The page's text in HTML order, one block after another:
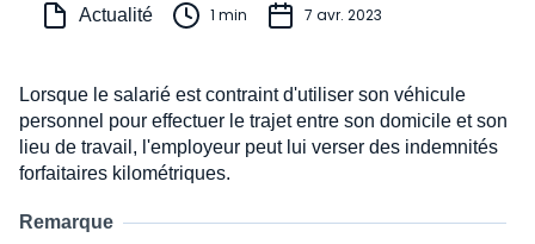
Actualité 1 min 7 avr. 2023
Lorsque le salarié est contraint d'utiliser son véhicule
personnel pour effectuer le trajet entre son domicile et son
lieu de travail, l'employeur peut lui verser des indemnités
forfaitaires kilométriques.
Remarque